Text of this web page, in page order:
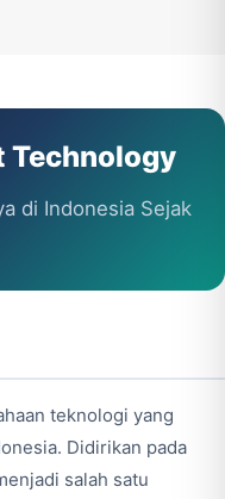
Technology
di Indonesia Sejak
teknologi yang
Didirikan pada
salah satu